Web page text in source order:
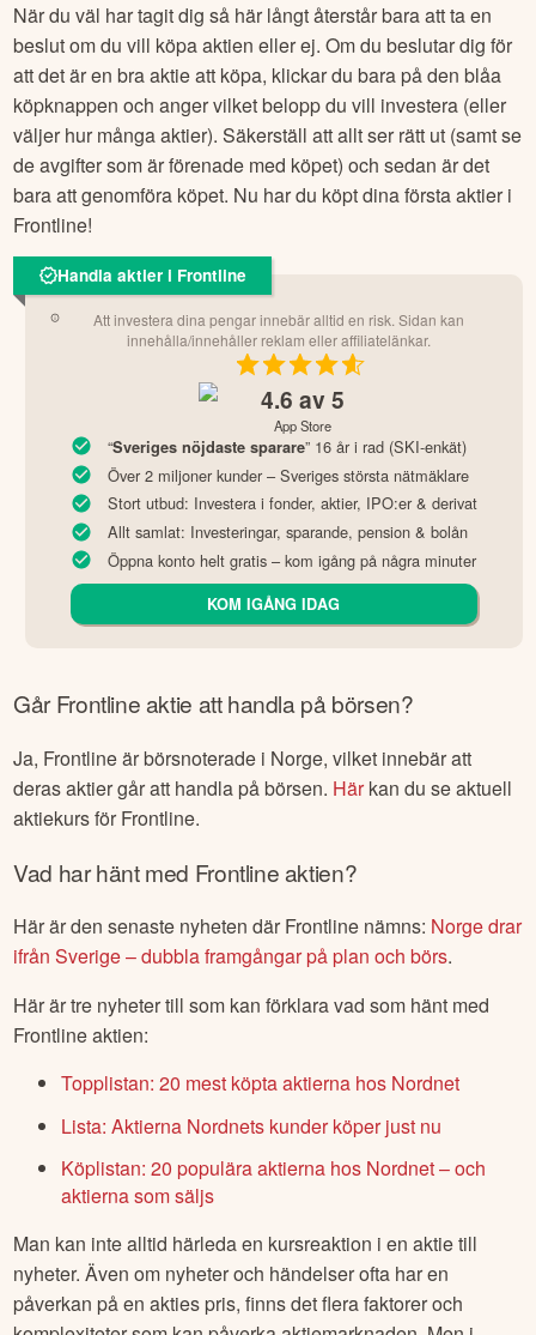
När du väl har tagit dig så här långt återstår bara att ta en
beslut om du vill köpa aktien eller ej. Om du beslutar dig för
att det är en bra aktie att köpa, klickar du bara på den blåa
köpknappen och anger vilket belopp du vill investera (eller
väljer hur många aktier). Säkerställ att allt ser rätt ut (samt se
de avgifter som är förenade med köpet) och sedan är det
bara att genomföra köpet. Nu har du köpt dina första aktier i
Frontline!
Handla aktier i Frontline
Att investera dina pengar innebär alltid en risk. Sidan kan
innehålla/innehåller reklam eller affiliatelänkar.
4.6 av 5
App Store
“Sveriges nöjdaste sparare” 16 år i rad (SKI-enkät)
Över 2 miljoner kunder – Sveriges största nätmäklare
Stort utbud: Investera i fonder, aktier, IPO:er & derivat
Allt samlat: Investeringar, sparande, pension & bolån
Öppna konto helt gratis – kom igång på några minuter
KOM IGÅNG IDAG
GårFrontlineaktie att handla på börsen?
Ja, Frontlineär börsnoterade i Norge, vilket innebär att
deras aktier går att handla på börsen. Härkan du se aktuell
aktiekurs för Frontline.
Vad har hänt med Frontlineaktien?
Här är den senaste nyheten där Frontline nämns: Norge drar
ifrån Sverige – dubbla framgångar på plan och börs.
Här är tre nyheter till som kan förklara vad som hänt med
Frontlineaktien:
Topplistan: 20 mest köpta aktierna hos Nordnet
Lista: Aktierna Nordnets kunder köper just nu
Köplistan: 20 populära aktierna hos Nordnet – och
aktierna som säljs
Man kan inte alltid härleda en kursreaktion i en aktie till
nyheter. Även om nyheter och händelser ofta har en
påverkan på en akties pris, finns det flera faktorer och